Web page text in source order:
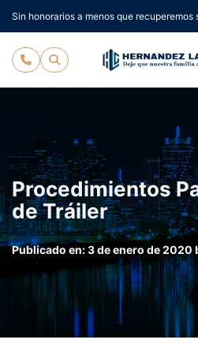
al
contenido
Sin honorarios a menos que recuperemos
Procedimientos
de Tráiler
Publicado en:3 de enero de 2020